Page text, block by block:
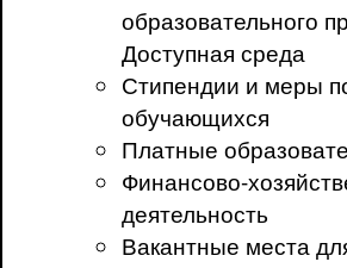
образовательного
Доступная среда
Стипендии и меры
обучающихся
Платные
Финансово-
деятельность
Вакантные места